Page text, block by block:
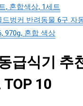
, 혼합색상, 1세트
드벙커 반려동물 6구 자
970g, 혼합 색상
급식기 추
10